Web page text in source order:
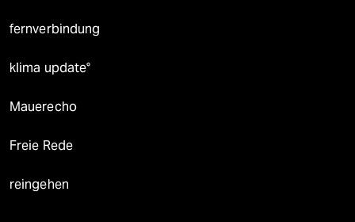
fernverbindung
klima update°
Mauerecho
Freie Rede
reingehen